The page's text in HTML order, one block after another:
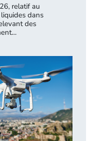
relatif au
dans
des